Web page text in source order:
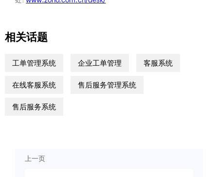
相关话题
工单管理系统 企业工单管理 客服系统
在线客服系统 售后服务管理系统
售后服务系统
上一页